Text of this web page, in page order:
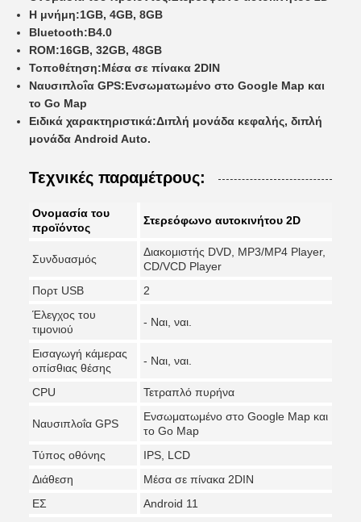
Η μνήμη:1GB, 4GB, 8GB
Bluetooth:Β4.0
ROM:16GB, 32GB, 48GB
Τοποθέτηση:Μέσα σε πίνακα 2DIN
Ναυσιπλοΐα GPS:Ενσωματωμένο στο Google Map και
το Go Map
Ειδικά χαρακτηριστικά:Διπλή μονάδα κεφαλής, διπλή
μονάδα Android Auto.
Τεχνικές παραμέτρους:
Ονομασία του
προϊόντος
Στερεόφωνο αυτοκινήτου 2D
Συνδυασμός
Διακομιστής DVD, MP3/MP4 Player,
CD/VCD Player
Πορτ USB
2
Έλεγχος του
τιμονιού
- Ναι, ναι.
Εισαγωγή κάμερας
οπίσθιας θέσης
- Ναι, ναι.
CPU Τετραπλό πυρήνα
Ναυσιπλοΐα GPS
Ενσωματωμένο στο Google Map και
το Go Map
Τύπος οθόνης
IPS, LCD
Διάθεση
Μέσα σε πίνακα 2DIN
ΕΣ
Android 11